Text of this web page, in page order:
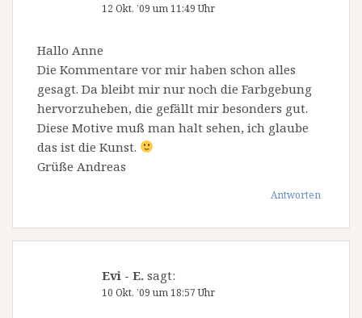
12 Okt. ’09 um 11:49 Uhr
Hallo Anne
Die Kommentare vor mir haben schon alles
gesagt. Da bleibt mir nur noch die Farbgebung
hervorzuheben, die gefällt mir besonders gut.
Diese Motive muß man halt sehen, ich glaube
das ist die Kunst.
Grüße Andreas
Antworten
Evi - E. sagt:
10 Okt. ’09 um 18:57 Uhr